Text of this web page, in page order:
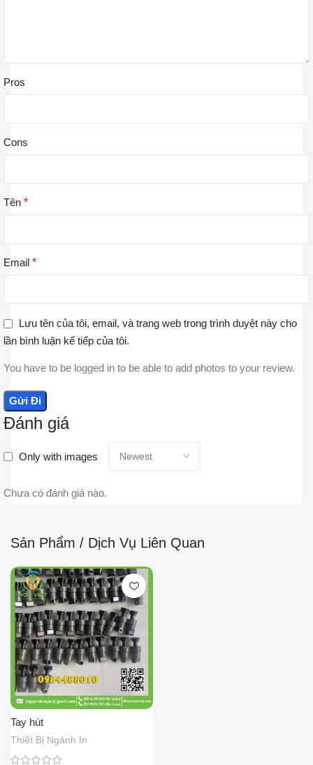
Đánh giá
Only with images
Chưa có đánh giá nào.
Pros
Cons
Tên *
Email *
Lưu tên của tôi, email, và trang web trong trình duyệt này cho
lần bình luận kế tiếp của tôi.
You have to be logged in to be able to add photos to your review.
Sản Phẩm / Dịch Vụ Liên Quan
Tay hút
Thiết Bị Ngành In